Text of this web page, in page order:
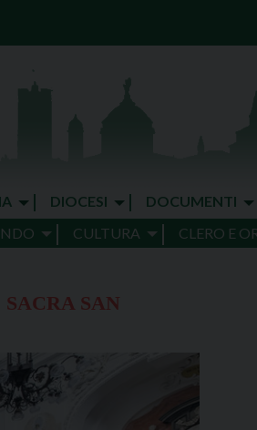
DIOCESI DOCUMENTI
CULTURA CLERO E
SAN